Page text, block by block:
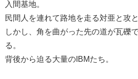
入間基地。
民間人を連れて路地を走る対亜と攻と
しかし、角を曲がった先の道が瓦礫
る。
背後から迫る大量のIBMたち。